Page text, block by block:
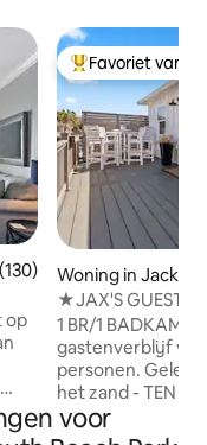
beoordeling van
op
Topfavoriet van
Favoriet van
Woning in
h
★JAX'S GUEST
blok naar het
1 BR/1
gastenverblijf
personen.
het zand - TEN
zijn gevestigd
Neptune Bch op
voor